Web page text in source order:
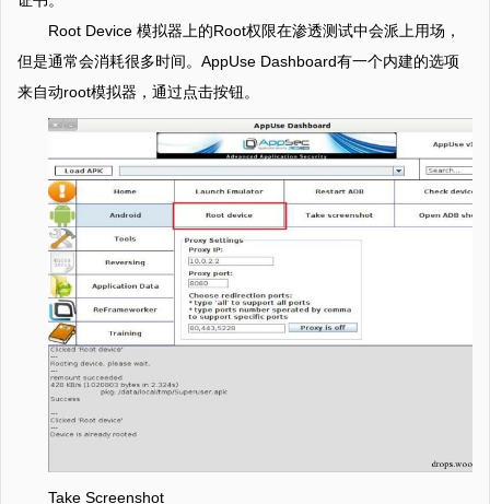
Root Device 模拟器上的Root权限在渗透测试中会派上用场，
但是通常会消耗很多时间。AppUse Dashboard有一个内建的选项
来自动root模拟器，通过点击按钮。
Take Screenshot